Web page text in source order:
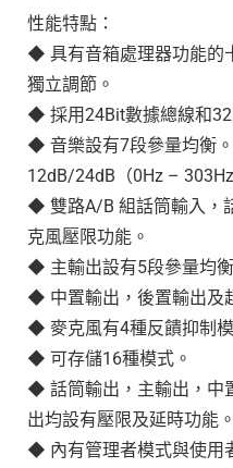
性能特點：
◆ 具有音箱處理器功能的
獨立調節。
◆ 採用24Bit數據總線和
◆ 音樂設有7段參量均衡
12dB/24dB（0Hz – 303Hz
◆ 雙路A/B 組話筒輸入，
克風壓限功能。
◆ 主輸出設有5段參量均
◆ 中置輸出，後置輸出及
◆ 麥克風有4種反饋抑制模
◆ 可存儲16種模式。
◆ 話筒輸出，主輸出，中
出均設有壓限及延時功能。
◆ 內有管理者模式與使用